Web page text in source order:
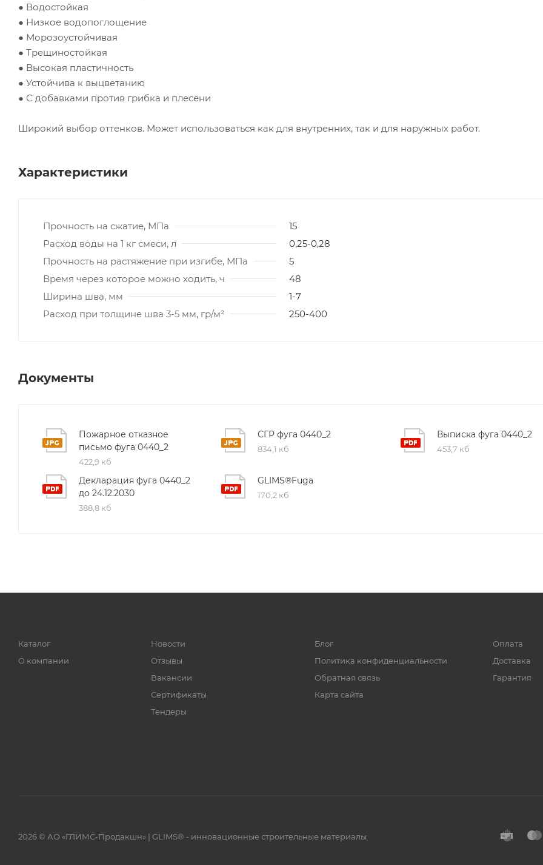
● Водостойкая
● Низкое водопоглощение
● Морозоустойчивая
● Трещиностойкая
● Высокая пластичность
● Устойчива к выцветанию
● С добавками против грибка и плесени
Широкий выбор оттенков. Может использоваться как для внутренних, так и для наружных работ.
Характеристики
Прочность на сжатие, МПа
15
Расход воды на 1 кг смеси, л
0,25-0,28
Прочность на растяжение при изгибе, МПа
5
Время через которое можно ходить, ч
48
Ширина шва, мм
1-7
Расход при толщине шва 3-5 мм, гр/м²
250-400
Документы
Пожарное отказное
письмо фуга 0440_2
422,9 кб
СГР фуга 0440_2
834,1 кб
Выписка фуга 0440_2
453,7 кб
Декларация фуга 0440_2
до 24.12.2030
388,8 кб
GLIMS®Fuga
170,2 кб
Каталог
О компании
Новости
Отзывы
Вакансии
Сертификаты
Тендеры
Блог
Политика конфиденциальности
Обратная связь
Карта сайта
Оплата
Доставка
Гарантия
2026 © АО «ГЛИМС-Продакшн» | GLIMS® - инновационные строительные материалы